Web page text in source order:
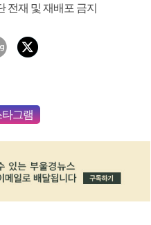
전재 및 재배포 금지
그램